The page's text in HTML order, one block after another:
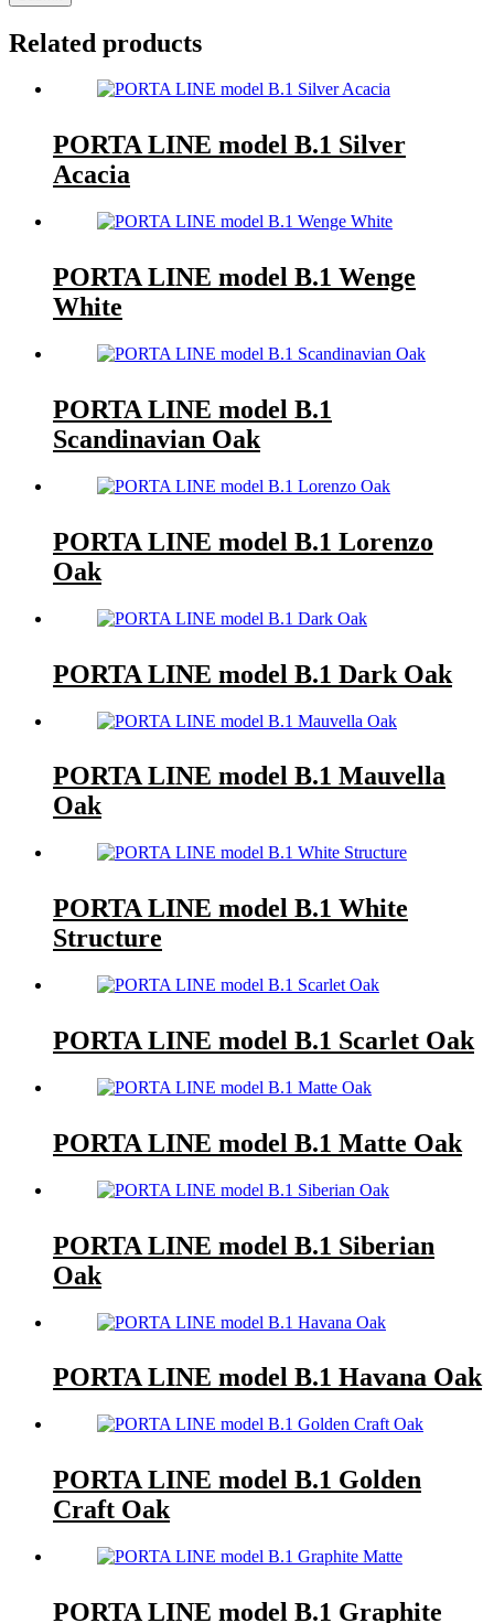
Related products
PORTA LINE model B.1 Silver
Acacia
PORTA LINE model B.1 Wenge
White
PORTA LINE model B.1
Scandinavian Oak
PORTA LINE model B.1 Lorenzo
Oak
PORTA LINE model B.1 Dark Oak
PORTA LINE model B.1 Mauvella
Oak
PORTA LINE model B.1 White
Structure
PORTA LINE model B.1 Scarlet Oak
PORTA LINE model B.1 Matte Oak
PORTA LINE model B.1 Siberian
Oak
PORTA LINE model B.1 Havana Oak
PORTA LINE model B.1 Golden
Craft Oak
PORTA LINE model B.1 Graphite